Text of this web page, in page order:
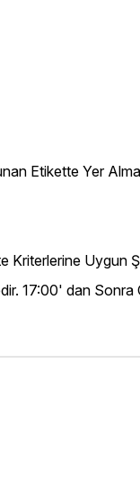
Etikette Yer
Kriterlerine Uygun
17:00' dan